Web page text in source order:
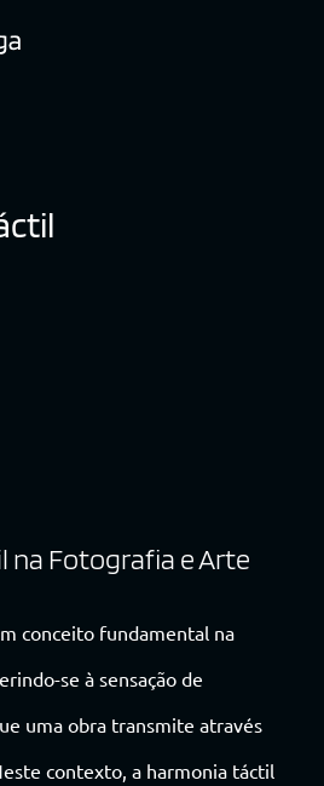
na Fotografia e Arte
conceito fundamental na
se à sensação de
uma obra transmite através
contexto, a harmonia táctil